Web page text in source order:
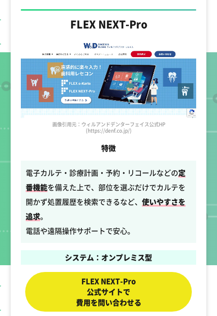
FLEX NEXT-Pro
画像引用元：ウィルアンドデンターフェイス公式HP
(https://denf.co.jp/)
特徴
電子カルテ・診療計画・予約・リコールなどの定
番機能を備えた上で、部位を選ぶだけでカルテを
開かず処置履歴を検索できるなど、 使いやすさを
追求。
電話や遠隔操作サポートで安心。
システム：オンプレミス型
FLEX NEXT-Pro
公式サイトで
費用を問い合わせる